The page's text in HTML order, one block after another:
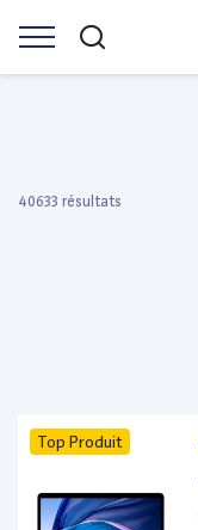
40633 résultats
Top Produit